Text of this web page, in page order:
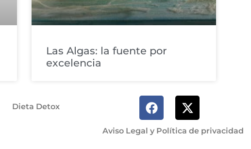
Las Algas: la fuente por
excelencia
Dieta Detox
Aviso Legal y Política de privacidad